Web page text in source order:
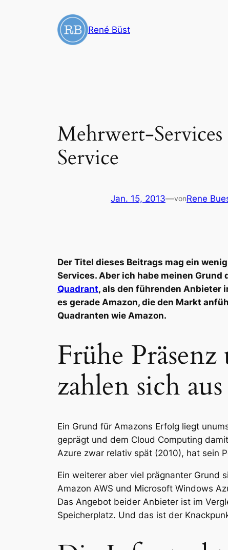
René Büst
Mehrwert-
Service
Jan. 15, 2013—vonRene
Der Titel dieses Beitrags mag ein
Services. Aber ich habe meinen Grund
Quadrant, als den führenden Anbieter
es gerade Amazon, die den Markt
Quadranten wie Amazon.
Frühe
zahlen sich aus
Ein Grund für Amazons Erfolg liegt
geprägt und dem Cloud Computing
Azure zwar relativ spät (2010), hat sein
Ein weiterer aber viel prägnanter Grund
Amazon AWS und Microsoft Windows
Das Angebot beider Anbieter ist im
Speicherplatz. Und das ist der